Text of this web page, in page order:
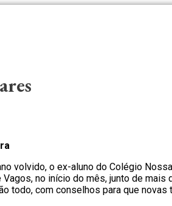
volvido, o ex-aluno do Colégio
no início do mês, junto de
todo, com conselhos para que novas